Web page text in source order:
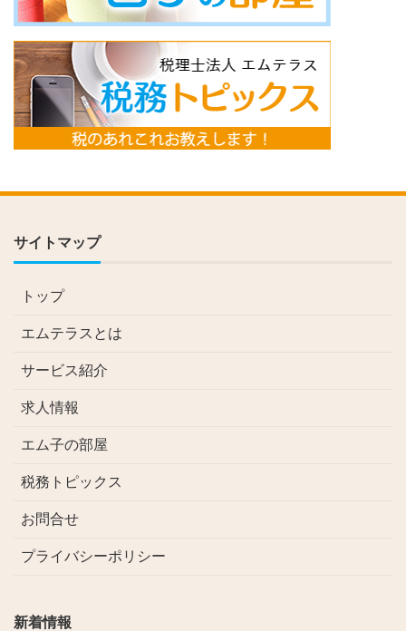
サイトマップ
トップ
エムテラスとは
サービス紹介
求人情報
エム子の部屋
税務トピックス
お問合せ
プライバシーポリシー
新着情報